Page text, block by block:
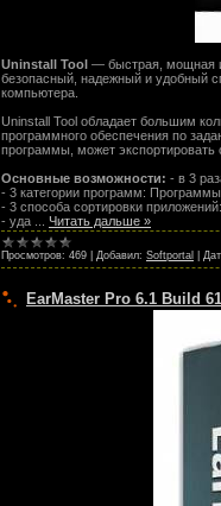
Uninstall Tool — быстрая, мощная и
безопасный, надежный и удобный
компьютера.
Uninstall Tool обладает большим
программного обеспечения по
программы, может экспортировать
Основные возможности: - в 3
- 3 категории программ:
- 3 способа сортировки
- уда
Читать дальше »
Просмотров: 469 Добавил: Softportal
ЕarMaster Pro 6.1 Build